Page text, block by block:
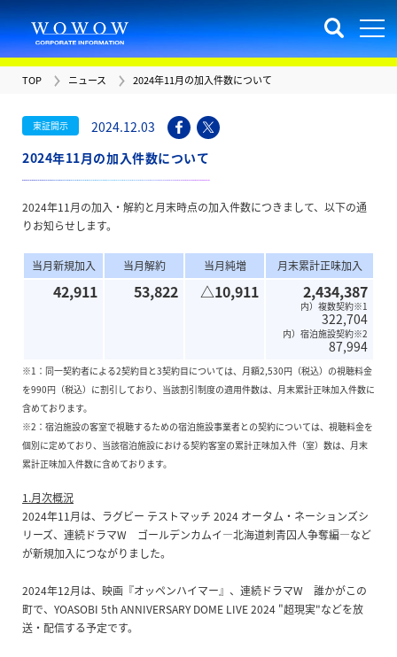
TOP ニュース 2024年11月の加入件数について
東証開示
2024.12.03
2024年11月の加入件数について
2024年11月の加入・解約と月末時点の加入件数につきまして、以下の通
りお知らせします。
当月新規加入 当月解約 当月純増 月末累計正味加入
42,911 53,822 △10,911 2,434,387
内）複数契約※1
322,704
内）宿泊施設契約※2
87,994
※1：同一契約者による2契約目と3契約目については、月額2,530円（税込）の視聴料金
を990円（税込）に割引しており、当該割引制度の適用件数は、月末累計正味加入件数に
含めております。
※2：宿泊施設の客室で視聴するための宿泊施設事業者との契約については、視聴料金を
個別に定めており、当該宿泊施設における契約客室の累計正味加入件（室）数は、月末
累計正味加入件数に含めております。
1.月次概況
2024年11月は、ラグビー テストマッチ 2024 オータム・ネーションズシ
リーズ、連続ドラマW ゴールデンカムイ―北海道刺青囚人争奪編―など
が新規加入につながりました。
2024年12月は、映画『オッペンハイマー』、連続ドラマW 誰かがこの
町で、YOASOBI 5th ANNIVERSARY DOME LIVE 2024 "超現実"などを放
送・配信する予定です。